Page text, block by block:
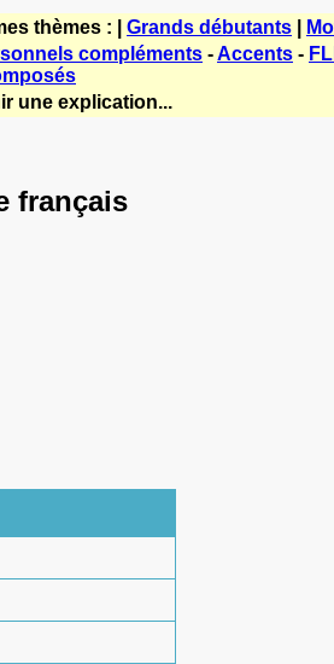
thèmes : | Grands débutants
compléments -Accents -
une explication...
français